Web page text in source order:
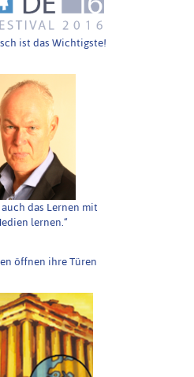
ist das Wichtigste!
auch das Lernen mit
lernen.“
öffnen ihre Türen